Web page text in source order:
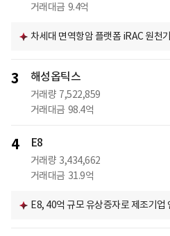
거래대금 9.4억
차세대 면역항암 플랫폼 iRAC 원천
3 해성옵틱스
거래량 7,522,859
거래대금 98.4억
4 E8
거래량 3,434,662
거래대금 31.9억
E8, 40억 규모 유상증자로 제조기업